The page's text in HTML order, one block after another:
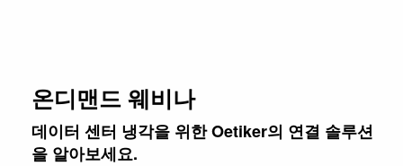
온디맨드 웨비나
데이터 센터 냉각을 위한 Oetiker의 연결 솔루션
을 알아보세요.